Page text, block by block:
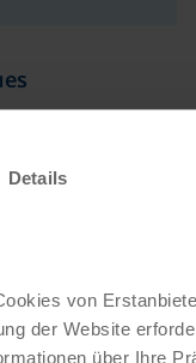
Details
von
der Website
über Ihre